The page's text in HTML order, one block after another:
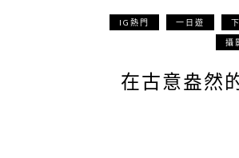
IG熱門 一日遊
攝
在古意盎然